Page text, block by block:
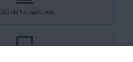
de transparencia